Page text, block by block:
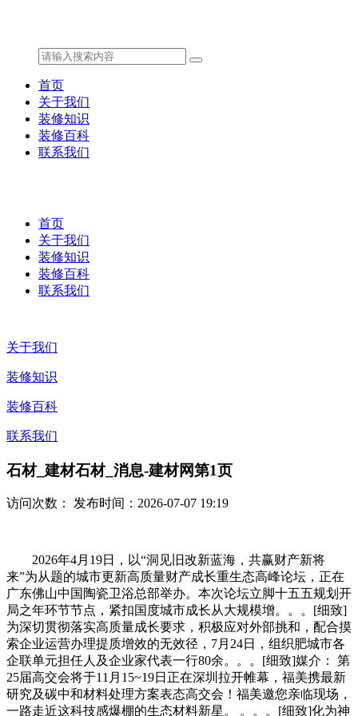
首页
关于我们
装修知识
装修百科
联系我们
首页
关于我们
装修知识
装修百科
联系我们
关于我们
装修知识
装修百科
联系我们
石材_建材石材_消息-建材网第1页
访问次数： 发布时间：2026-07-07 19:19
2026年4月19日，以“洞见旧改新蓝海，共赢财产新将
来”为从题的城市更新高质量财产成长重生态高峰论坛，正在
广东佛山中国陶瓷卫浴总部举办。本次论坛立脚十五五规划开
局之年环节节点，紧扣国度城市成长从大规模增。。。[细致]
为深切贯彻落实高质量成长要求，积极应对外部挑和，配合摸
索企业运营办理提质增效的无效径，7月24日，组织肥城市各
企联单元担任人及企业家代表一行80余。。。[细致]媒介： 第
25届高交会将于11月15~19日正在深圳拉开帷幕，福美携最新
研究及碳中和材料处理方案表态高交会！福美邀您亲临现场，
一路走近这科技感爆棚的生态材料新星。 。。。[细致]化为神